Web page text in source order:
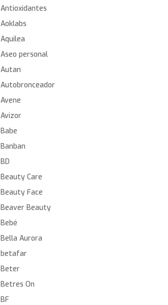
Antioxidantes
Aoklabs
Aquilea
Aseo personal
Autan
Autobronceador
Avene
Avizor
Babe
Banban
BD
Beauty Care
Beauty Face
Beaver Beauty
Bebé
Bella Aurora
betafar
Beter
Betres On
BF